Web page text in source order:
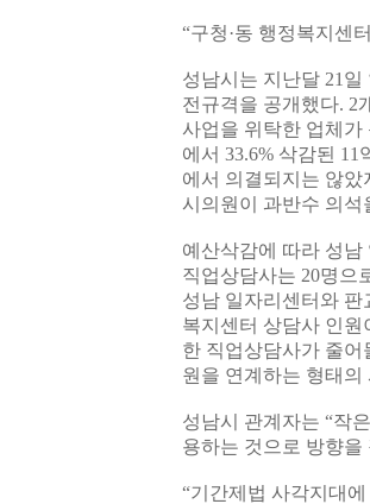
“구청·동 행정복지센
성남시는 지난달 21일
전규격을 공개했다. 2
사업을 위탁한 업체가
에서 33.6% 삭감된
에서 의결되지는 않
시의원이 과반수 의석
예산삭감에 따라 성남
직업상담사는 20명으
성남 일자리센터와 판
복지센터 상담사 인원
한 직업상담사가 줄
원을 연계하는 형태
성남시 관계자는 “작
용하는 것으로 방향을
“기간제법 사각지대